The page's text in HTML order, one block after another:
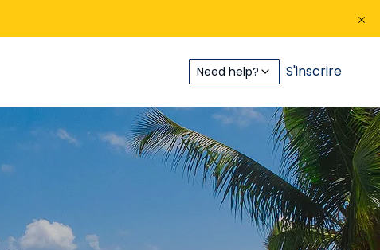
Need help? S'inscrire